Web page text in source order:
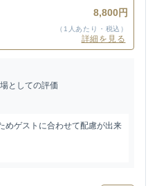
8,800円
（1人あたり・税込）
詳細を見る
としての評価
めゲストに合わせて配慮が出来